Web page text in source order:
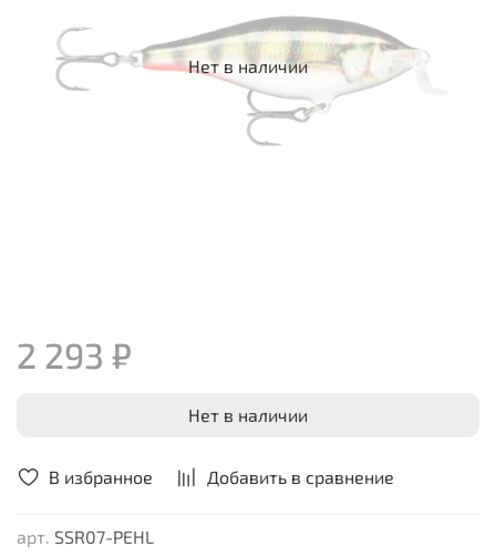
В избранное Добавить в сравнение
арт. SSR07-PEHL
Нет в наличии
2 293 ₽
Нет в наличии